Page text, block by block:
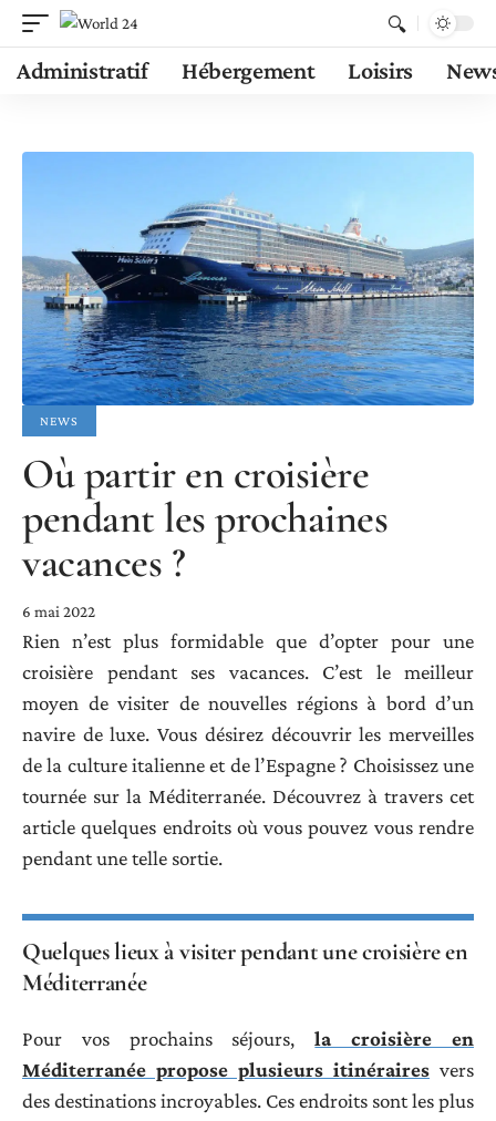
Administratif Hébergement Loisirs
NEWS
Où partir en croisière
pendant les prochaines
vacances ?
6 mai 2022
Rien n’est plus formidable que d’opter pour une
croisière pendant ses vacances. C’est le meilleur
moyen de visiter de nouvelles régions à bord d’un
navire de luxe. Vous désirez découvrir les merveilles
de la culture italienne et de l’Espagne ? Choisissez une
tournée sur la Méditerranée. Découvrez à travers cet
article quelques endroits où vous pouvez vous rendre
pendant une telle sortie.
Quelques lieux à visiter pendant une croisière en
Méditerranée
Pour vos prochains séjours,la croisière en
Méditerranée propose plusieurs itinéraires vers
des destinations incroyables. Ces endroits sont les plus